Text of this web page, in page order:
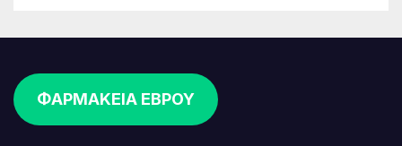
ΦΑΡΜΑΚΕΙΑ ΕΒΡΟΥ